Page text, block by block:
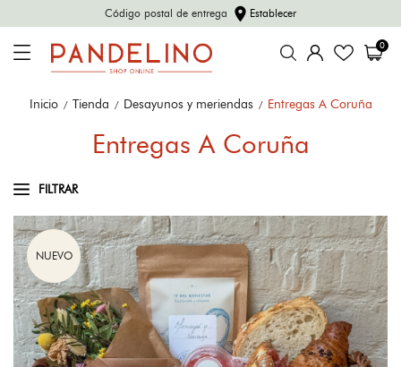
Código postal de entrega location_on Establecer
0
Inicio Tienda Desayunos y meriendas Entregas A Coruña
Entregas A Coruña
FILTRAR
NUEVO